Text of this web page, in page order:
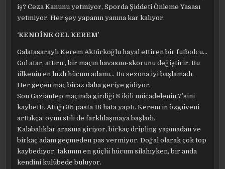
iş? Ceza Kanunu yetmiyor, Sporda Şiddeti Önleme Yasası
yetmiyor. Her şey yapanın yanına kar kalıyor.
‘KENDİNE GEL KEREM’
Galatasaraylı Kerem Aktürkoğlu hayal ettiren bir futbolcu…
Gol atar, attırır, bir maçın havasını-skorunu değiştirir. Bu
ülkenin en hızlı hücum adamı… Bu sezona iyi başlamadı.
Her geçen maç biraz daha geriye gidiyor.
Son Gaziantep maçında girdiği 8 ikili mücadelenin 7’sini
kaybetti. Attığı 35 pasta 18 hata yaptı. Kerem’in özgüveni
arttıkça, oyun stili de farklılaşmaya başladı.
Kalabalıklar arasına giriyor, birkaç dripling yapmadan ve
birkaç adam geçmeden pas vermiyor. Doğal olarak çok top
kaybediyor, takımın en güçlü hücum silahıyken, bir anda
kendini kulübede buluyor.